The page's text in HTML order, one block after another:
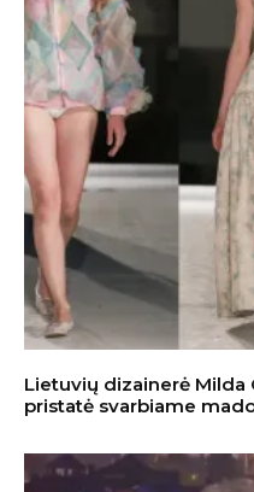
Lietuvių dizainerė Milda
pristatė svarbiame